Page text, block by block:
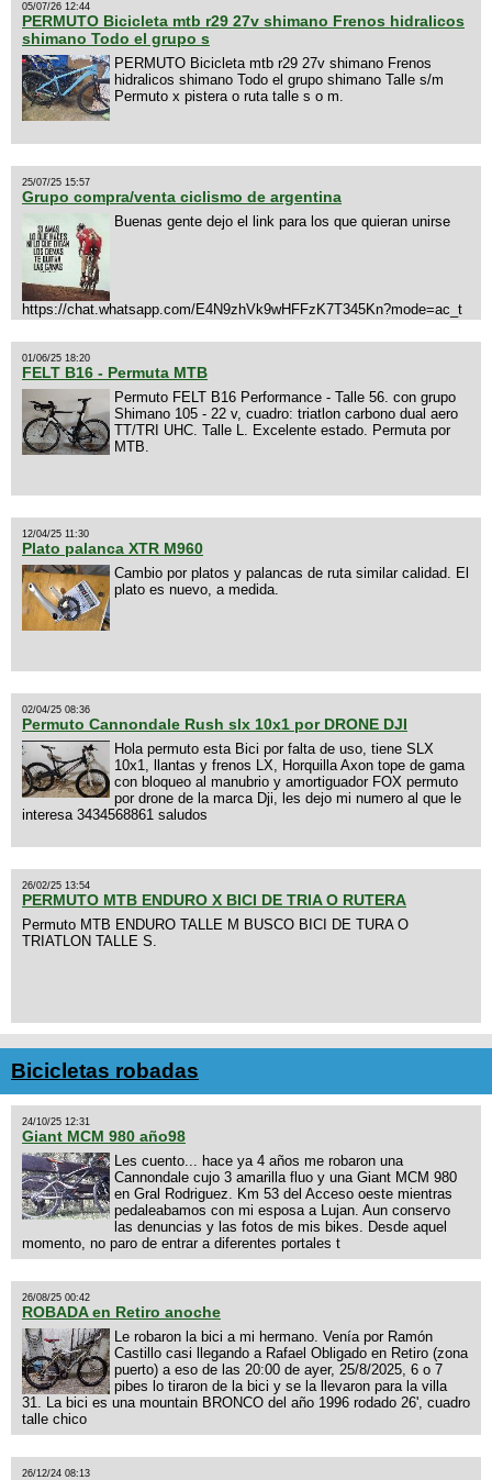
05/07/26 12:44
PERMUTO Bicicleta mtb r29 27v shimano Frenos hidralicos
shimano Todo el grupo s
PERMUTO Bicicleta mtb r29 27v shimano Frenos
hidralicos shimano Todo el grupo shimano Talle s/m
Permuto x pistera o ruta talle s o m.
25/07/25 15:57
Grupo compra/venta ciclismo de argentina
Buenas gente dejo el link para los que quieran unirse
https://chat.whatsapp.com/E4N9zhVk9wHFFzK7T345Kn?mode=ac_t
01/06/25 18:20
FELT B16 - Permuta MTB
Permuto FELT B16 Performance - Talle 56. con grupo
Shimano 105 - 22 v, cuadro: triatlon carbono dual aero
TT/TRI UHC. Talle L. Excelente estado. Permuta por
MTB.
12/04/25 11:30
Plato palanca XTR M960
Cambio por platos y palancas de ruta similar calidad. El
plato es nuevo, a medida.
02/04/25 08:36
Permuto Cannondale Rush slx 10x1 por DRONE DJI
Hola permuto esta Bici por falta de uso, tiene SLX
10x1, llantas y frenos LX, Horquilla Axon tope de gama
con bloqueo al manubrio y amortiguador FOX permuto
por drone de la marca Dji, les dejo mi numero al que le
interesa 3434568861 saludos
26/02/25 13:54
PERMUTO MTB ENDURO X BICI DE TRIA O RUTERA
Permuto MTB ENDURO TALLE M BUSCO BICI DE TURA O
TRIATLON TALLE S.
Bicicletas robadas
24/10/25 12:31
Giant MCM 980 año98
Les cuento... hace ya 4 años me robaron una
Cannondale cujo 3 amarilla fluo y una Giant MCM 980
en Gral Rodriguez. Km 53 del Acceso oeste mientras
pedaleabamos con mi esposa a Lujan. Aun conservo
las denuncias y las fotos de mis bikes. Desde aquel
momento, no paro de entrar a diferentes portales t
26/08/25 00:42
ROBADA en Retiro anoche
Le robaron la bici a mi hermano. Venía por Ramón
Castillo casi llegando a Rafael Obligado en Retiro (zona
puerto) a eso de las 20:00 de ayer, 25/8/2025, 6 o 7
pibes lo tiraron de la bici y se la llevaron para la villa
31. La bici es una mountain BRONCO del año 1996 rodado 26', cuadro
talle chico
26/12/24 08:13